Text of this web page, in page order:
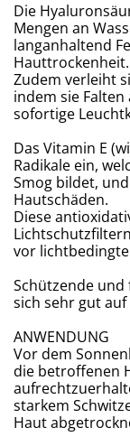
Die
Mengen an
langanhaltend
Hauttrockenheit.
Zudem verleiht
indem sie
sofortige
Das Vitamin E
Radikale ein,
Smog bildet,
Hautschäden.
Diese
vor
Schützende
sich sehr gut
ANWENDUNG
​Vor dem
die betroffenen
starkem
Haut